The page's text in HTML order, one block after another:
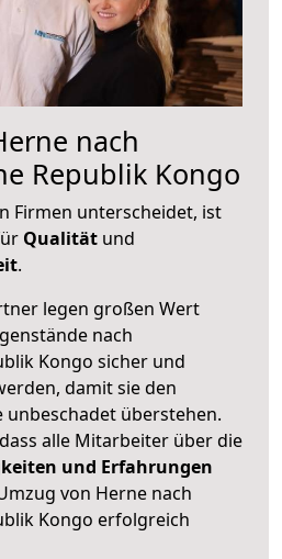
nach
Republik Kongo
Firmen unterscheidet, ist
Qualität und
.
legen großen Wert
nach
Kongo sicher und
damit sie den
überstehen.
alle Mitarbeiter über die
und Erfahrungen
von Herne nach
Kongo erfolgreich